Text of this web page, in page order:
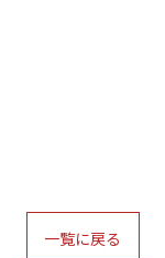
一覧に戻る